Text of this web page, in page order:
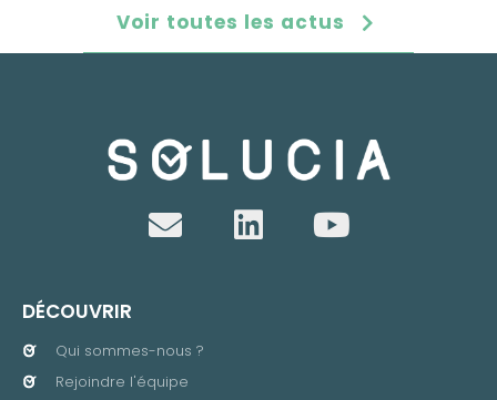
Voir toutes les actus
DÉCOUVRIR
Qui sommes-nous ?
Rejoindre l'équipe